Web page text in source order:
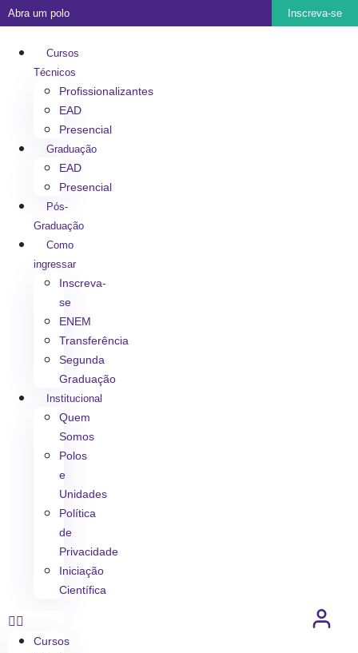
Abra um polo Inscreva-se
Cursos
Técnicos
Profissionalizantes
EAD
Presencial
Graduação
EAD
Presencial
Pós-
Graduação
Como
ingressar
Inscreva-
se
ENEM
Transferência
Segunda
Graduação
Institucional
Quem
Somos
Polos
e
Unidades
Política
de
Privacidade
Iniciação
Científica
Cursos